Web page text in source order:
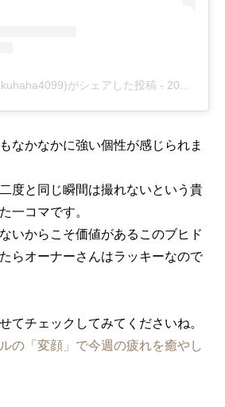
がシェアした投稿 - 2018年 7月月24日午後3時50分PDT
なかなかに強い個性が感じられま
度と同じ瞬間は撮れないという貴
一コマです。
いからこそ価値があるこのブヒド
らオーナーさんはラッキーなので
てチェックしてみてくださいね。
の「変顔」で今週の疲れを癒やし